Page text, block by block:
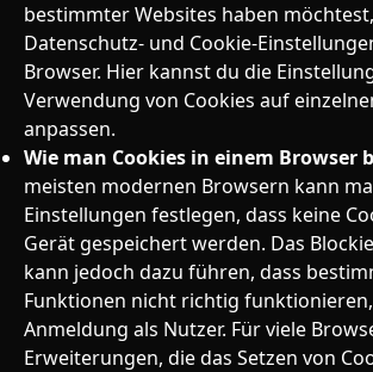
bestimmter Websites haben
Datenschutz- und Cookie-
Browser. Hier kannst du die
Verwendung von Cookies auf
anpassen.
Wie man Cookies in einem Browser
meisten modernen Browsern kann
Einstellungen festlegen, dass keine
Gerät gespeichert werden. Das
kann jedoch dazu führen, dass
Funktionen nicht richtig funktionieren,
Anmeldung als Nutzer. Für viele
Erweiterungen, die das Setzen von